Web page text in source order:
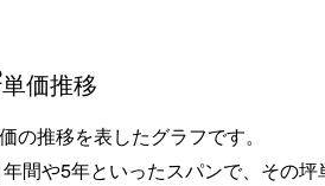
単価推移
の推移を表したグラフです。
間や5年といったスパンで、その